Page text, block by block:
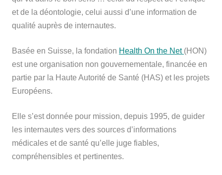
et de la déontologie, celui aussi d’une information de
qualité auprès de internautes.
Basée en Suisse, la fondation Health On the Net (HON)
est une organisation non gouvernementale, financée en
partie par la Haute Autorité de Santé (HAS) et les projets
Européens.
Elle s’est donnée pour mission, depuis 1995, de guider
les internautes vers des sources d’informations
médicales et de santé qu’elle juge fiables,
compréhensibles et pertinentes.